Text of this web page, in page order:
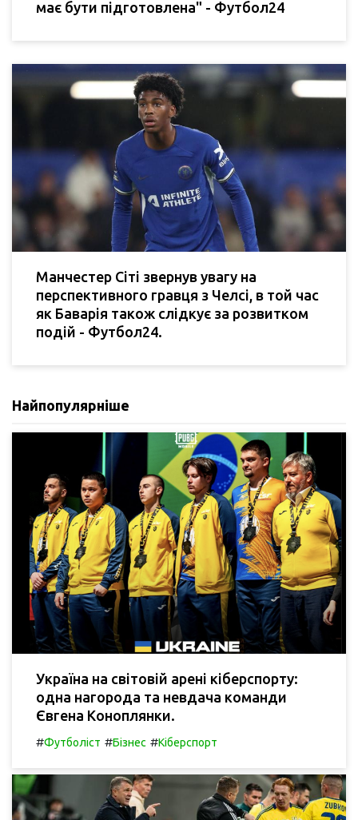
має бути підготовлена" - Футбол24
Манчестер Сіті звернув увагу на
перспективного гравця з Челсі, в той час
як Баварія також слідкує за розвитком
подій - Футбол24.
Найпопулярніше
Україна на світовій арені кіберспорту:
одна нагорода та невдача команди
Євгена Коноплянки.
#Футболіст #Бізнес #Кіберспорт